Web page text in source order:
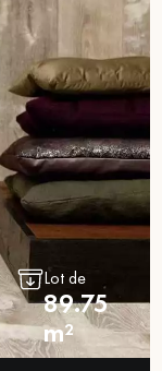
Lot de
89.75
m²